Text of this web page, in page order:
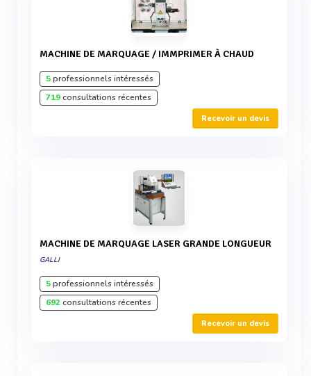
MACHINE DE MARQUAGE / IMMPRIMER À CHAUD
5professionnels intéressés
719consultations récentes
Recevoir un devis
MACHINE DE MARQUAGE LASER GRANDE LONGUEUR
GALLI
5professionnels intéressés
692consultations récentes
Recevoir un devis